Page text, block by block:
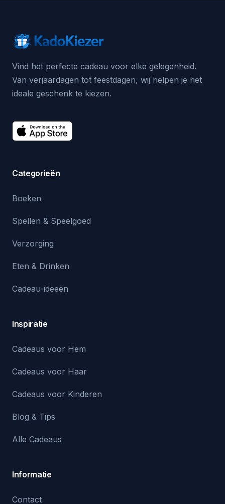
Vind het perfecte cadeau voor elke gelegenheid.
Van verjaardagen tot feestdagen, wij helpen je het
ideale geschenk te kiezen.
Categorieën
Boeken
Spellen & Speelgoed
Verzorging
Eten & Drinken
Cadeau-ideeën
Inspiratie
Cadeaus voor Hem
Cadeaus voor Haar
Cadeaus voor Kinderen
Blog & Tips
Alle Cadeaus
Informatie
Contact